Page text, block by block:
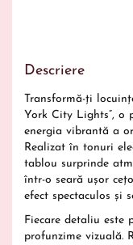
Descriere
Transformă-ți
York City Lights”, o
energia vibrantă a
Realizat în tonuri
tablou surprinde
într-o seară ușor
efect spectaculos și
Fiecare detaliu este
profunzime vizuală.